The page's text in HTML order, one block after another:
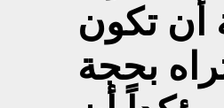
أن تكون
بحجة